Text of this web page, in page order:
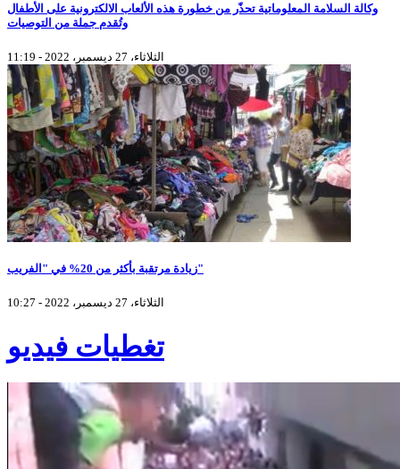
وكالة السلامة المعلوماتية تحذّر من خطورة هذه الألعاب الالكترونية على الأطفال
وتُقدم جملة من التوصيات
الثلاثاء، 27 ديسمبر، 2022 - 11:19
زيادة مرتقبة بأكثر من 20% في "الفريب"
الثلاثاء، 27 ديسمبر، 2022 - 10:27
تغطيات فيديو